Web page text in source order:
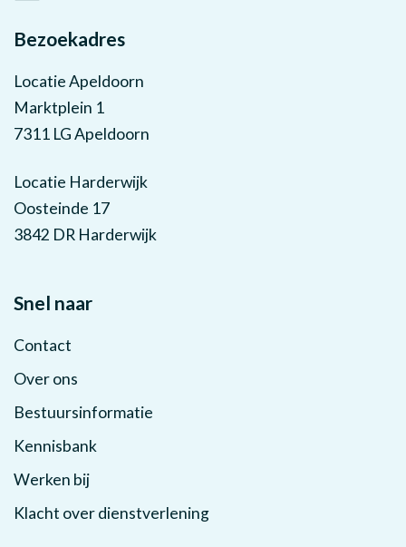
Bezoekadres
Locatie Apeldoorn
Marktplein 1
7311 LG Apeldoorn
Locatie Harderwijk
Oosteinde 17
3842 DR Harderwijk
Snel naar
Contact
Over ons
Bestuursinformatie
Kennisbank
Werken bij
Klacht over dienstverlening